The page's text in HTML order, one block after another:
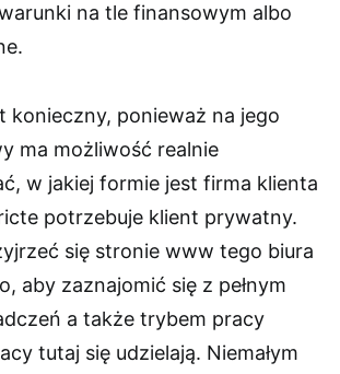
na tle finansowym albo
konieczny, ponieważ na jego
ma możliwość realnie
w jakiej formie jest firma klienta
potrzebuje klient prywatny.
się stronie www tego biura
aby zaznajomić się z pełnym
a także trybem pracy
tutaj się udzielają. Niemałym